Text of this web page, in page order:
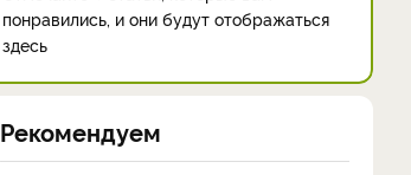
понравились, и они будут отображаться
здесь
Рекомендуем